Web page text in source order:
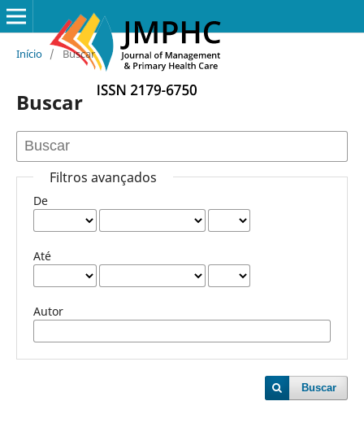
Início / Buscar
Buscar
Filtros avançados
De
Até
Autor
Buscar